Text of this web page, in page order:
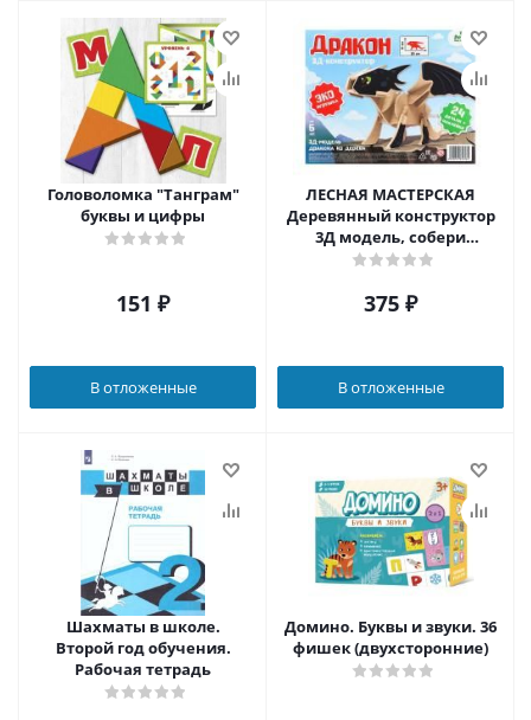
Головоломка "Танграм"
буквы и цифры
151 ₽
В отложенные
ЛЕСНАЯ МАСТЕРСКАЯ
Деревянный конструктор
3Д модель, собери
дракона
375 ₽
В отложенные
Шахматы в школе.
Второй год обучения.
Рабочая тетрадь
Домино. Буквы и звуки. 36
фишек (двухсторонние)